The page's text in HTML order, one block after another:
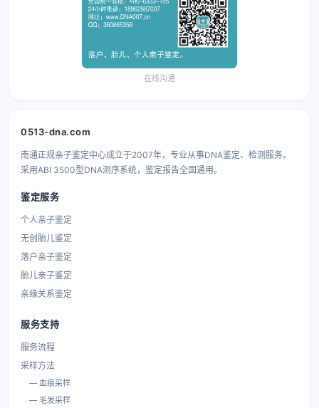
在线沟通
0513-dna.com
南通正规亲子鉴定中心成立于2007年，专业从事DNA鉴定、检测服务。
采用ABI 3500型DNA测序系统，鉴定报告全国通用。
鉴定服务
个人亲子鉴定
无创胎儿鉴定
落户亲子鉴定
胎儿亲子鉴定
亲缘关系鉴定
服务支持
服务流程
采样方法
— 血痕采样
— 毛发采样